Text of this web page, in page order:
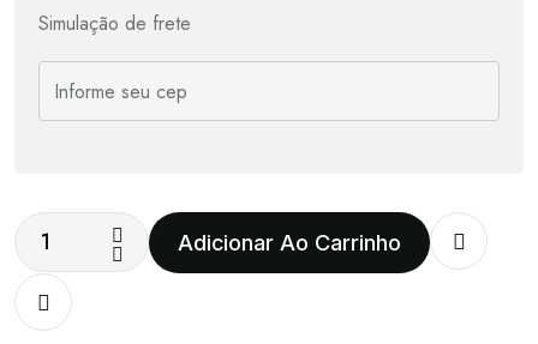
Simulação de frete
Adicionar Ao Carrinho